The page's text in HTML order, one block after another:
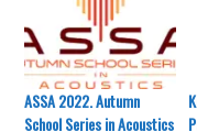
ASSA 2022. Autumn
School Series in Acoustics